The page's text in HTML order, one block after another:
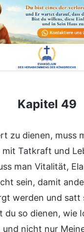
Kapitel 49
zu dienen, muss
mit Tatkraft und
man Vitalität,
sein, damit
werden und satt
du so dienen, wie
und nicht nur